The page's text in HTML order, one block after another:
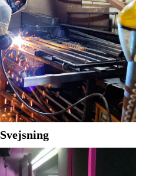
Svejsning